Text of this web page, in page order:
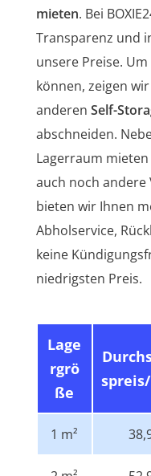
mieten. Bei
Transparenz und
unsere Preise.
können, zeigen
anderen Self-
abschneiden. Neben günstigen Preisen für das
Lagerraum
auch noch andere
bieten wir Ihnen
Abholservice,
keine
niedrigsten Preis.
Lage
rgrö
ße
1 m²